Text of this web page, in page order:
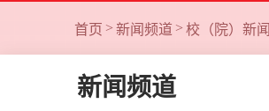
首页 > 新闻频道 > 校（院）新闻
新闻频道